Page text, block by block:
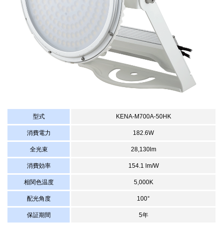
型式 KENA-M700A-50HK
消費電力 182.6W
全光束 28,130lm
消費効率 154.1 lm/W
相関色温度 5,000K
配光角度 100°
保証期間 5年